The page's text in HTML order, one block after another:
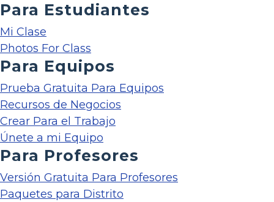
Para Estudiantes
Mi Clase
Photos For Class
Para Equipos
Prueba Gratuita Para Equipos
Recursos de Negocios
Crear Para el Trabajo
Únete a mi Equipo
Para Profesores
Versión Gratuita Para Profesores
Paquetes para Distrito